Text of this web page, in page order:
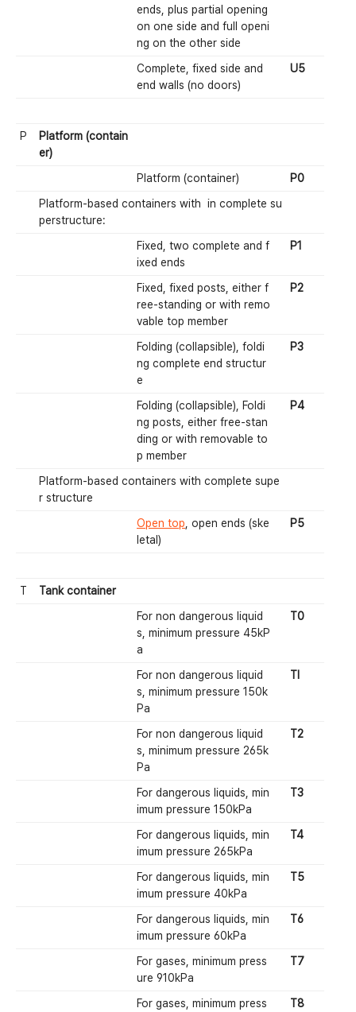
ends, plus partial opening
on one side and full openi
ng on the other side
Complete, fixed side and
end walls (no doors)
U5
P
Platform (contain
er)
Platform (container)
P0
Platform-based containers with in complete su
perstructure:
Fixed, two complete and f
ixed ends
P1
Fixed, fixed posts, either f
ree-standing or with remo
vable top member
P2
Folding (collapsible), foldi
ng complete end structur
e
P3
Folding (collapsible), Foldi
ng posts, either free-stan
ding or with removable to
p member
P4
Platform-based containers with complete supe
r structure
Open top , open ends (ske
letal)
P5
T
Tank container
For non dangerous liquid
s, minimum pressure 45kP
a
T0
For non dangerous liquid
s, minimum pressure 150k
Pa
Tl
For non dangerous liquid
s, minimum pressure 265k
Pa
T2
For dangerous liquids, min
imum pressure 150kPa
T3
For dangerous liquids, min
imum pressure 265kPa
T4
For dangerous liquids, min
imum pressure 40kPa
T5
For dangerous liquids, min
imum pressure 60kPa
T6
For gases, minimum press
ure 910kPa
T7
For gases, minimum press
T8